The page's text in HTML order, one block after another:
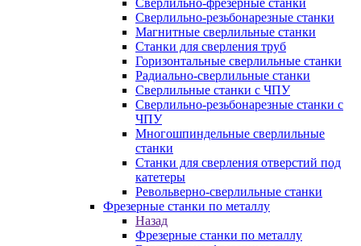
Сверлильно-фрезерные станки
Сверлильно-резьбонарезные станки
Магнитные сверлильные станки
Станки для сверления труб
Горизонтальные сверлильные станки
Радиально-сверлильные станки
Сверлильные станки с ЧПУ
Сверлильно-резьбонарезные станки с
ЧПУ
Многошпиндельные сверлильные
станки
Станки для сверления отверстий под
катетеры
Револьверно-сверлильные станки
Фрезерные станки по металлу
Назад
Фрезерные станки по металлу